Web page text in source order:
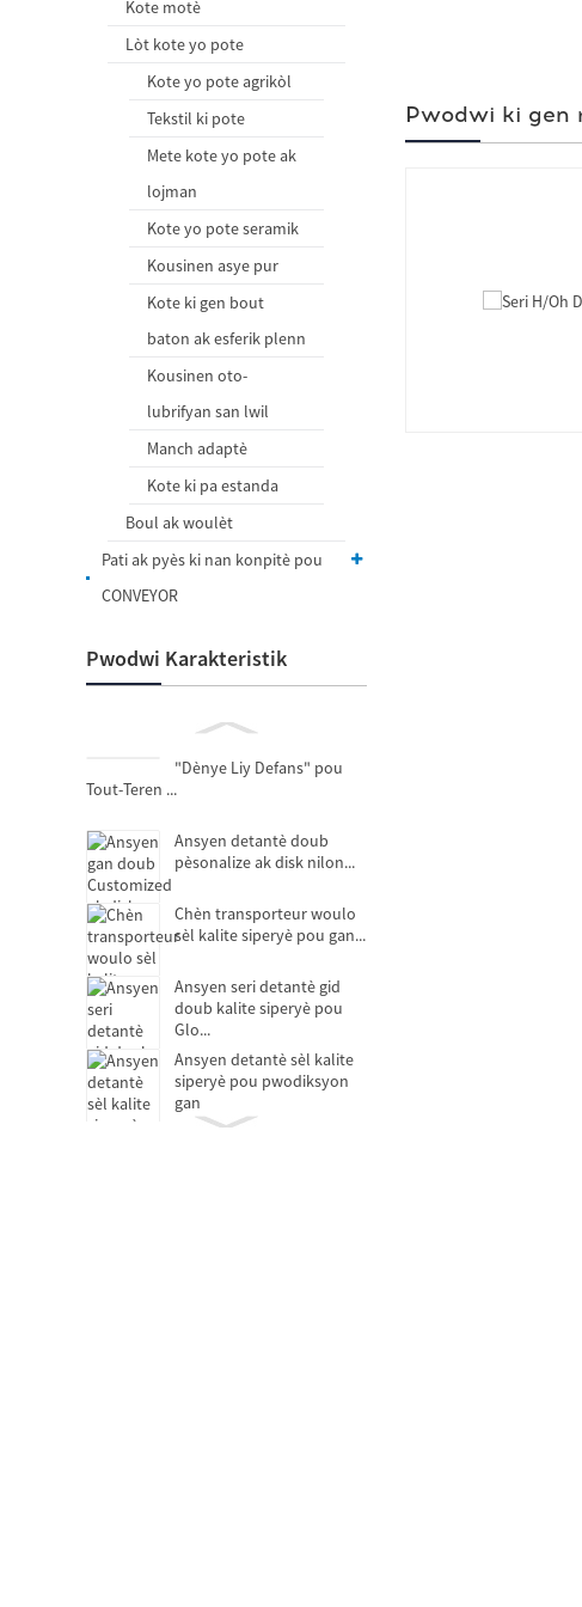
Kote motè
Lòt kote yo pote
Kote yo pote agrikòl
Tekstil ki pote
Mete kote yo pote ak
lojman
Kote yo pote seramik
Kousinen asye pur
Kote ki gen bout
baton ak esferik plenn
Kousinen oto-
lubrifyan san lwil
Manch adaptè
Kote ki pa estanda
Boul ak woulèt
Pati ak pyès ki nan konpitè pou
CONVEYOR
Pwodwi Karakteristik
"Dènye Liy Defans" pou
Tout-Teren ...
Ansyen detantè doub
pèsonalize ak disk nilon...
Chèn transporteur woulo
sèl kalite siperyè pou gan...
Ansyen seri detantè gid
doub kalite siperyè pou
Glo...
Ansyen detantè sèl kalite
siperyè pou pwodiksyon
gan
Kousinen lage anbreyaj
Pwodwi ki gen